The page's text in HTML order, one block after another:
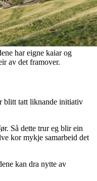
har eigne kaiar og
av det framover.
blitt tatt liknande initiativ
Så dette trur eg blir ein
kor mykje samarbeid det
kan dra nytte av